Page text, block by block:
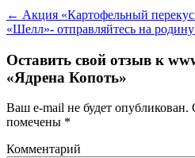
← Акция «Картофельный
«Шелл»- отправляйтесь на
Оставить свой отзыв к
«Ядрена Копоть»
Ваш e-mail не будет опубликован.
помечены *
Комментарий